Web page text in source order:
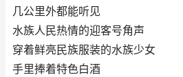
几公里外都能听见
水族人民热情的迎客号角声
穿着鲜亮民族服装的水族少女
手里捧着特色白酒